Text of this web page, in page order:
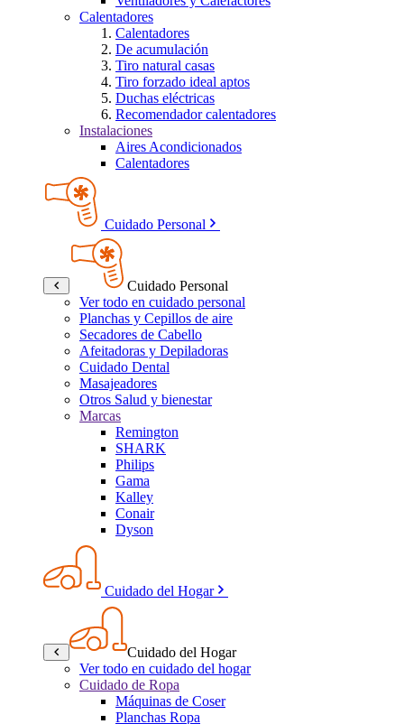
Calentadores
Calentadores
De acumulación
Tiro natural casas
Tiro forzado ideal aptos
Duchas eléctricas
Recomendador calentadores
Instalaciones
Aires Acondicionados
Calentadores
Cuidado Personal
Cuidado Personal
Ver todo en cuidado personal
Planchas y Cepillos de aire
Secadores de Cabello
Afeitadoras y Depiladoras
Cuidado Dental
Masajeadores
Otros Salud y bienestar
Marcas
Remington
SHARK
Philips
Gama
Kalley
Conair
Dyson
Cuidado del Hogar
Cuidado del Hogar
Ver todo en cuidado del hogar
Cuidado de Ropa
Máquinas de Coser
Planchas Ropa